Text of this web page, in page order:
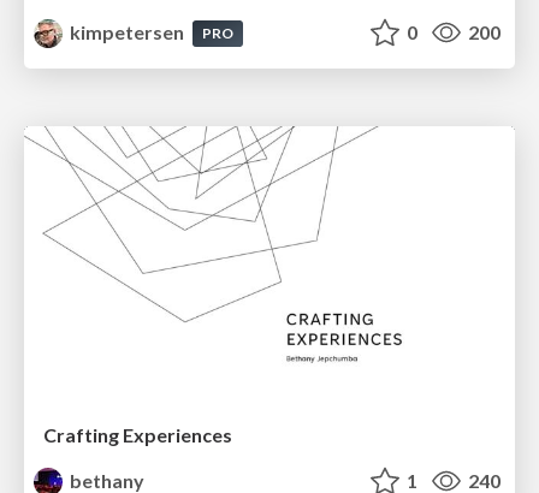
kimpetersen
PRO 0 200
Crafting Experiences
bethany
1 240